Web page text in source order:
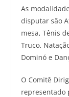
As
disputar são
mesa, Tênis
Truco,
Dominó e
O Comitê
representado